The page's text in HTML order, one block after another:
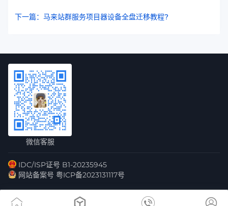
下一篇：马来站群服务项目器设备全盘迁移教程?
微信客服
IDC/ISP证号 B1-20235945
网站备案号 粤ICP备2023131117号